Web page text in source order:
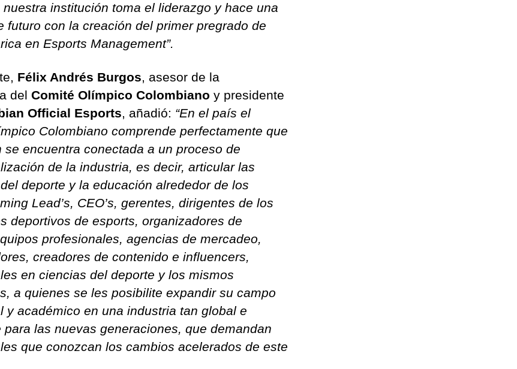
institución toma el liderazgo y hace una
futuro con la creación del primer pregrado de
en Esports Management”.
Félix Andrés Burgos, asesor de la
del Comité Olímpico Colombiano y presidente
Official Esports, añadió: “En el país el
Colombiano comprende perfectamente que
se encuentra conectada a un proceso de
de la industria, es decir, articular las
deporte y la educación alrededor de los
Lead’s, CEO’s, gerentes, dirigentes de los
deportivos de esports, organizadores de
profesionales, agencias de mercadeo,
creadores de contenido e influencers,
en ciencias del deporte y los mismos
a quienes se les posibilite expandir su campo
y académico en una industria tan global e
para las nuevas generaciones, que demandan
que conozcan los cambios acelerados de este